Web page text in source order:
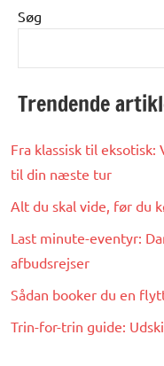
Søg
Trendende
Fra klassisk til
til din næste tur
Alt du skal vide, før du
Last minute-eventyr:
afbudsrejser
Sådan booker du en
Trin-for-trin guide: